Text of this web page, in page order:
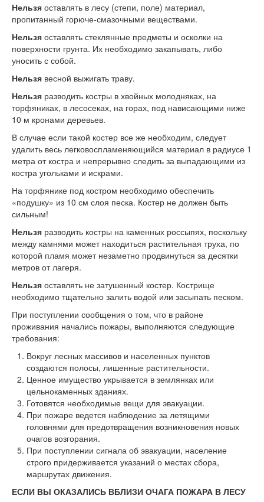
Нельзя оставлять в лесу (степи, поле) материал,
пропитанный горюче-смазочными веществами.
Нельзя оставлять стеклянные предметы и осколки на
поверхности грунта. Их необходимо закапывать, либо
уносить с собой.
Нельзя весной выжигать траву.
Нельзя разводить костры в хвойных молодняках, на
торфяниках, в лесосеках, на горах, под нависающими ниже
10 м кронами деревьев.
В случае если такой костер все же необходим, следует
удалить весь легковоспламеняющийся материал в радиусе 1
метра от костра и непрерывно следить за выпадающими из
костра угольками и искрами.
На торфянике под костром необходимо обеспечить
«подушку» из 10 см слоя песка. Костер не должен быть
сильным!
Нельзя разводить костры на каменных россыпях, поскольку
между камнями может находиться растительная труха, по
которой пламя может незаметно продвинуться за десятки
метров от лагеря.
Нельзя оставлять не затушенный костер. Кострище
необходимо тщательно залить водой или засыпать песком.
При поступлении сообщения о том, что в районе
проживания начались пожары, выполняются следующие
требования:
Вокруг лесных массивов и населенных пунктов
создаются полосы, лишенные растительности.
Ценное имущество укрывается в землянках или
цельнокаменных зданиях.
Готовятся необходимые вещи для эвакуации.
При пожаре ведется наблюдение за летящими
головнями для предотвращения возникновения новых
очагов возгорания.
При поступлении сигнала об эвакуации, население
строго придерживается указаний о местах сбора,
маршрутах движения.
ЕСЛИ ВЫ ОКАЗАЛИСЬ ВБЛИЗИ ОЧАГА ПОЖАРА В ЛЕСУ